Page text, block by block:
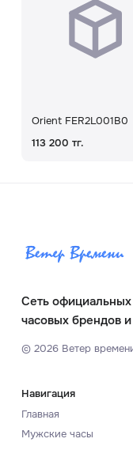
Orient FER2L001B0
113 200 тг.
Сеть
часовых брендов
© 2026Ветер
Навигация
Главная
Мужские часы